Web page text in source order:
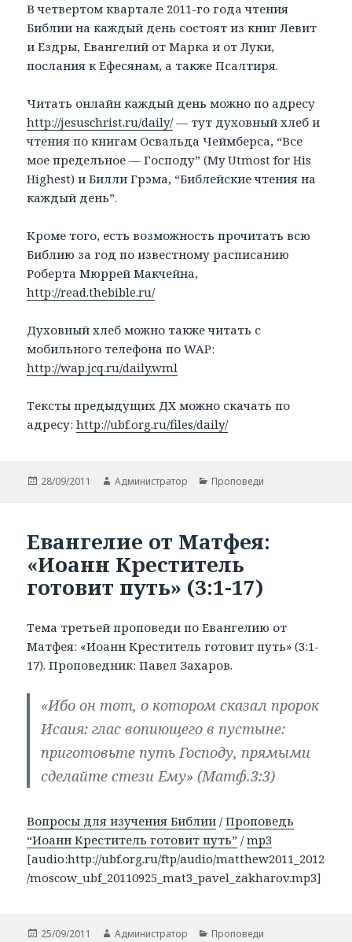
В четвертом квартале 2011-го года чтения
Библии на каждый день состоят из книг Левит
и Ездры, Евангелий от Марка и от Луки,
послания к Ефесянам, а также Псалтиря.
Читать онлайн каждый день можно по адресу
http://jesuschrist.ru/daily/— тут духовный хлеб и
чтения по книгам Освальда Чеймберса, “Все
мое предельное — Господу” (My Utmost for His
Highest) и Билли Грэма, “Библейские чтения на
каждый день”.
Кроме того, есть возможность прочитать всю
Библию за год по известному расписанию
Роберта Мюррей Макчейна,
http://read.thebible.ru/
Духовный хлеб можно также читать с
мобильного телефона по WAP:
http://wap.jcq.ru/daily.wml
Тексты предыдущих ДХ можно скачать по
адресу:http://ubf.org.ru/files/daily/
Опубликовано
28/09/2011 Автор
Администратор Рубрики
Проповеди
Евангелие от Матфея:
«Иоанн Креститель
готовит путь» (3:1-17)
Тема третьей проповеди по Евангелию от
Матфея: «Иоанн Креститель готовит путь» (3:1-
17). Проповедник: Павел Захаров.
«Ибо он тот, о котором сказал пророк
Исаия: глас вопиющего в пустыне:
приготовьте путь Господу, прямыми
сделайте стези Ему» (Матф.3:3)
Вопросы для изучения Библии /Проповедь
“Иоанн Креститель готовит путь” /mp3
[audio:http://ubf.org.ru/ftp/audio/matthew2011_2012
/moscow_ubf_20110925_mat3_pavel_zakharov.mp3]
Опубликовано
25/09/2011 Автор
Администратор Рубрики
Проповеди